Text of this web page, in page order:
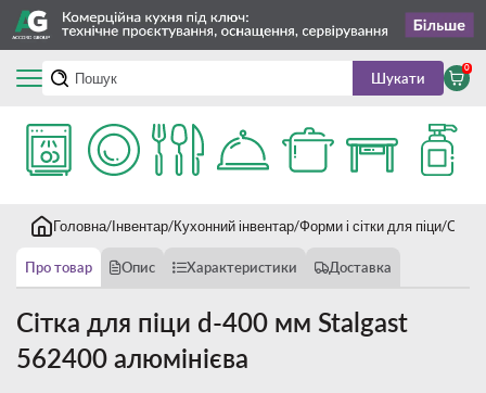
Шукати
0
Головна Інвентар Кухонний інвентар Форми і сітки для піци
Про товар Опис Характеристики Доставка
Сітка для піци d-400 мм Stalgast
562400 алюмінієва